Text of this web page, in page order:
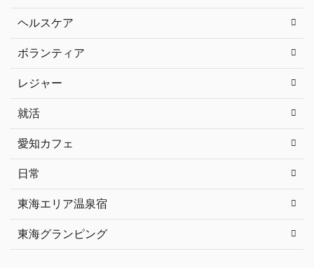
ヘルスケア
ボランティア
レジャー
就活
愛知カフェ
日常
東海エリア温泉宿
東海グランピング